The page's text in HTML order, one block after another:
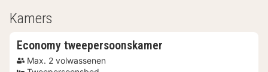
Kamers
Economy tweepersoonskamer
Max. 2 volwassenen